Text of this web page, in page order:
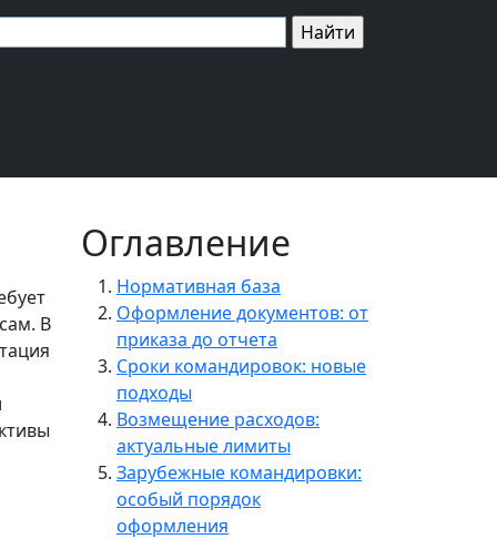
В
Оглавление
Нормативная база
Оформление документов: от
приказа до отчета
Сроки командировок: новые
подходы
Возмещение расходов:
актуальные лимиты
Зарубежные командировки:
особый порядок
оформления